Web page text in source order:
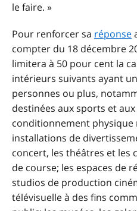
le faire. »
Pour renforcer sa réponse
compter du 18 décembre
limitera à 50 pour cent la
intérieurs suivants ayant
personnes ou plus,
destinées aux sports et
conditionnement physique
installations de
concert, les théâtres et les
de course; les espaces de
studios de production
télévisuelle à des fins